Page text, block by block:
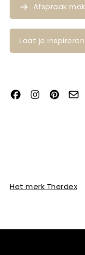
Afspraak
Laat je
Het merk Therdex